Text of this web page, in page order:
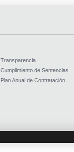
Transparencia
Cumplimiento de Sentencias
Plan Anual de Contratación